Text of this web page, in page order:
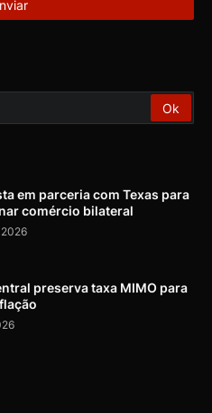
em parceria com Texas para
comércio bilateral
preserva taxa MIMO para